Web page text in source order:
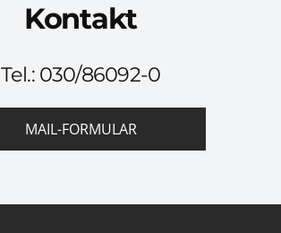
Kontakt
Tel.: 030/86092-0
MAIL-FORMULAR